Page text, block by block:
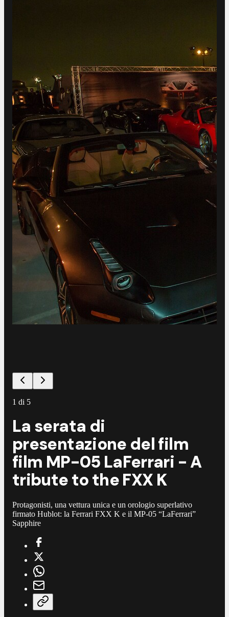
1 di 5
La serata di
presentazione del film
film MP-05 LaFerrari - A
tribute to the FXX K
Protagonisti, una vettura unica e un orologio superlativo
firmato Hublot: la Ferrari FXX K e il MP-05 “LaFerrari”
Sapphire